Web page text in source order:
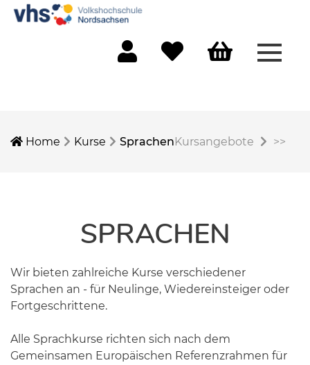
Home Kurse SprachenKursangebote >>
SPRACHEN
Wir bieten zahlreiche Kurse verschiedener
Sprachen an - für Neulinge, Wiedereinsteiger oder
Fortgeschrittene.
Alle Sprachkurse richten sich nach dem
Gemeinsamen Europäischen Referenzrahmen für